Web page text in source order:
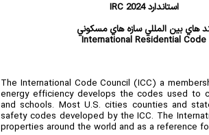
IRC 2024 استاندارد
هاي بين المللي سازه هاي مسکوني
International Residential Code
The International Code Council (ICC) a
energy efficiency develops the codes used to
and schools. Most U.S. cities counties and
safety codes developed by the ICC. The
properties around the world and as a reference